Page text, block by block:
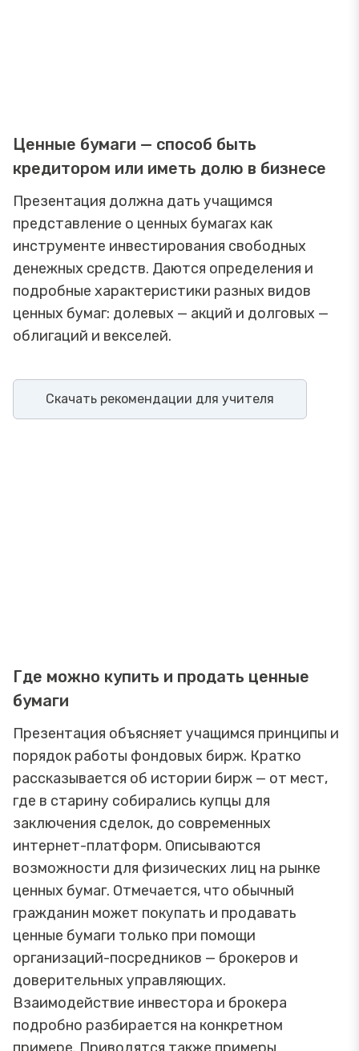
Ценные бумаги — способ быть
кредитором или иметь долю в бизнесе
Презентация должна дать учащимся
представление о ценных бумагах как
инструменте инвестирования свободных
денежных средств. Даются определения и
подробные характеристики разных видов
ценных бумаг: долевых — акций и долговых —
облигаций и векселей.
Скачать рекомендации для учителя
Где можно купить и продать ценные
бумаги
Презентация объясняет учащимся принципы и
порядок работы фондовых бирж. Кратко
рассказывается об истории бирж — от мест,
где в старину собирались купцы для
заключения сделок, до современных
интернет-платформ. Описываются
возможности для физических лиц на рынке
ценных бумаг. Отмечается, что обычный
гражданин может покупать и продавать
ценные бумаги только при помощи
организаций-посредников — брокеров и
доверительных управляющих.
Взаимодействие инвестора и брокера
подробно разбирается на конкретном